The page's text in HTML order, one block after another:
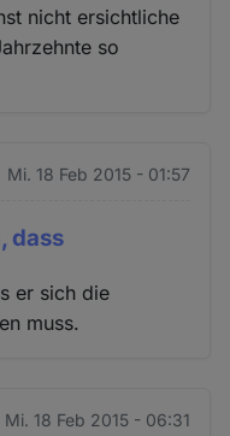
nicht ersichtliche
so
Mi. 18 Feb 2015 - 01:57
dass
er sich die
muss.
Mi. 18 Feb 2015 - 06:31